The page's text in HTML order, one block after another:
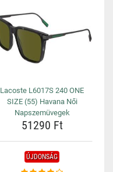
Lacoste L6017S 240 ONE
SIZE (55) Havana Női
Napszemüvegek
51290 Ft
ÚJDONSÁG